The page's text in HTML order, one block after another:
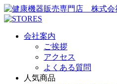
会社案内
ご挨拶
アクセス
よくある質問
人気商品